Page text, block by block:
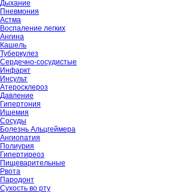
Дыхание
Пневмония
Астма
Воспаление легких
Ангина
Кашель
Туберкулез
Сердечно-сосудистые
Инфаркт
Инсульт
Атеросклероз
Давление
Гипертония
Ишемия
Сосуды
Болезнь Альцгеймера
Ангиопатия
Полиурия
Гипертиреоз
Пищеварительные
Рвота
Пародонт
Сухость во рту